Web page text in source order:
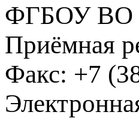
ФГБОУ ВО
Приёмная
Факс: +7